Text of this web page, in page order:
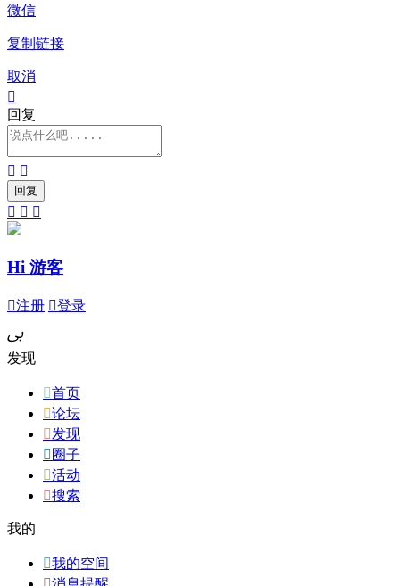
微信
复制链接
取消

回复
 
  
Hi 游客
注册 登录
ﰉ
发现
首页
论坛
发现
 圈子
活动
搜索
我的
我的空间